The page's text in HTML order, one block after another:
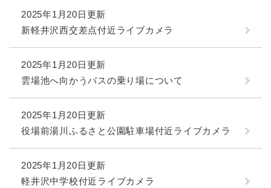
2025年1月20日更新
新軽井沢西交差点付近ライブカメラ
2025年1月20日更新
雲場池へ向かうバスの乗り場について
2025年1月20日更新
役場前湯川ふるさと公園駐車場付近ライブカメラ
2025年1月20日更新
軽井沢中学校付近ライブカメラ